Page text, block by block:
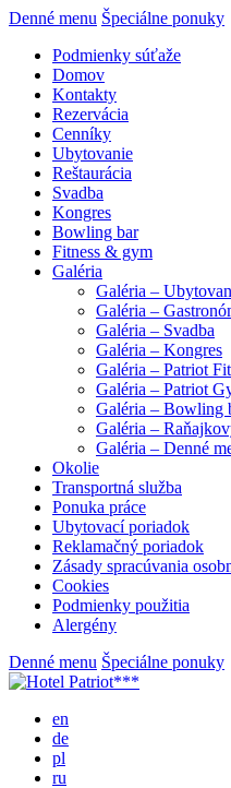
Denné menu Špeciálne ponuky
Podmienky súťaže
Domov
Kontakty
Rezervácia
Cenníky
Ubytovanie
Reštaurácia
Svadba
Kongres
Bowling bar
Fitness & gym
Galéria
Galéria –
Galéria –
Galéria – Svadba
Galéria – Kongres
Galéria – Patriot
Galéria – Patriot
Galéria – Bowling
Galéria –
Galéria – Denné
Okolie
Transportná služba
Ponuka práce
Ubytovací poriadok
Reklamačný poriadok
Zásady spracúvania
Cookies
Podmienky použitia
Alergény
Denné menu Špeciálne ponuky
en
de
pl
ru